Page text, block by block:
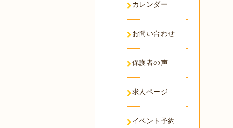
カレンダー
お問い合わせ
保護者の声
求人ページ
イベント予約